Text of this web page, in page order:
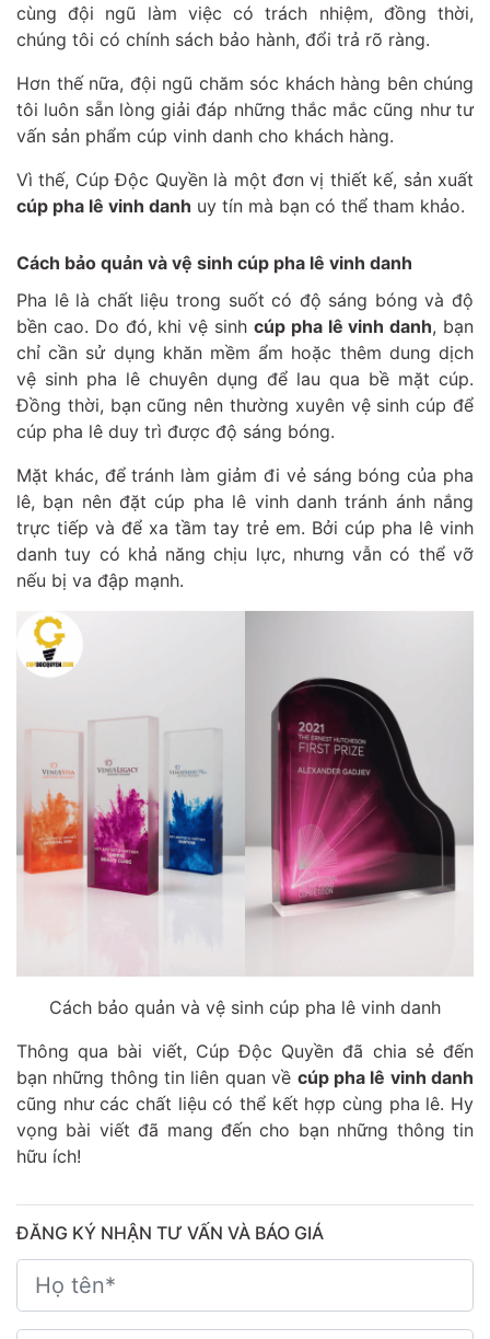
cùng đội ngũ làm việc có trách nhiệm, đồng thời,
chúng tôi có chính sách bảo hành, đổi trả rõ ràng.
Hơn thế nữa, đội ngũ chăm sóc khách hàng bên chúng
tôi luôn sẵn lòng giải đáp những thắc mắc cũng như tư
vấn sản phẩm cúp vinh danh cho khách hàng.
Vì thế, Cúp Độc Quyền là một đơn vị thiết kế, sản xuất
cúp pha lê vinh danh uy tín mà bạn có thể tham khảo.
Cách bảo quản và vệ sinh cúp pha lê vinh danh
Pha lê là chất liệu trong suốt có độ sáng bóng và độ
bền cao. Do đó, khi vệ sinh cúp pha lê vinh danh, bạn
chỉ cần sử dụng khăn mềm ẩm hoặc thêm dung dịch
vệ sinh pha lê chuyên dụng để lau qua bề mặt cúp.
Đồng thời, bạn cũng nên thường xuyên vệ sinh cúp để
cúp pha lê duy trì được độ sáng bóng.
Mặt khác, để tránh làm giảm đi vẻ sáng bóng của pha
lê, bạn nên đặt cúp pha lê vinh danh tránh ánh nắng
trực tiếp và để xa tầm tay trẻ em. Bởi cúp pha lê vinh
danh tuy có khả năng chịu lực, nhưng vẫn có thể vỡ
nếu bị va đập mạnh.
Cách bảo quản và vệ sinh cúp pha lê vinh danh
Thông qua bài viết, Cúp Độc Quyền đã chia sẻ đến
bạn những thông tin liên quan về cúp pha lê vinh danh
cũng như các chất liệu có thể kết hợp cùng pha lê. Hy
vọng bài viết đã mang đến cho bạn những thông tin
hữu ích!
ĐĂNG KÝ NHẬN TƯ VẤN VÀ BÁO GIÁ